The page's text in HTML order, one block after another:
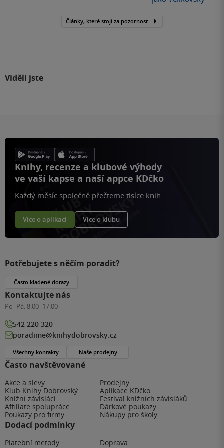
Články, které stojí za pozornost
Viděli jste
Knihy, recenze a klubové výhody
ve vaší kapse a naší appce KDčko
Každý měsíc společně přečteme tisíce knih
Více o aplikaci Více o klubu
Často navštěvované
Akce a slevy
Prodejny
Klub Knihy Dobrovský
Aplikace KDčko
Knižní závisláci
Festival knižních závisláků
Affiliate spolupráce
Dárkové poukazy
Poukazy pro firmy
Nákupy pro školy
Dodací podmínky
Platební metody
Doprava
Potřebujete s něčím poradit?
Často kladené dotazy
Kontaktujte nás
Po–Pá: 8:00–17:00
542 220 320
poradime@knihydobrovsky.cz
Všechny kontakty Naše prodejny